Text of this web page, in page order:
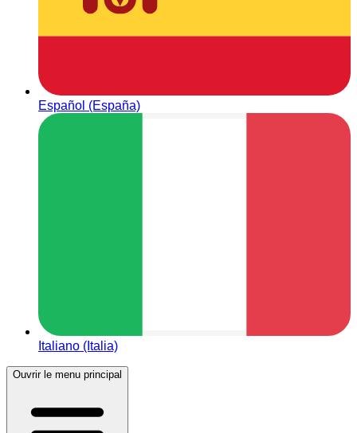
Español (España)
Italiano (Italia)
Ouvrir le menu principal